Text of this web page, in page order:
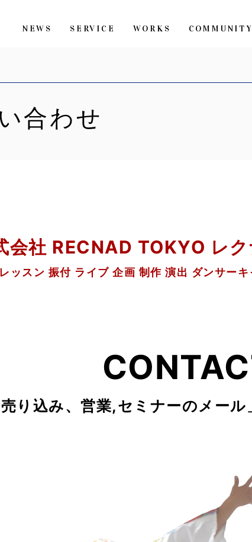
NEWS SERVICE WORKS
合わせ
会社 RECNAD TOKYO レ
ッスン 振付 ライブ 企画 制作 演出 ダンサー
売り込み、営業,セミナーのメール